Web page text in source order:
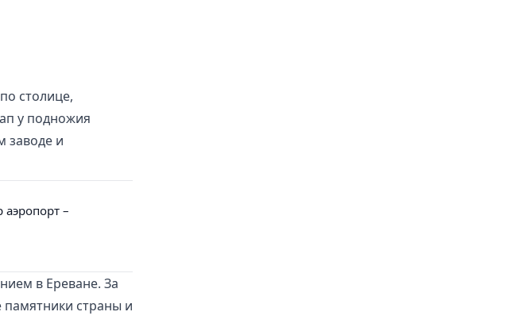
столице,
у подножия
заводе и
аэропорт –
в Ереване. За
памятники страны и